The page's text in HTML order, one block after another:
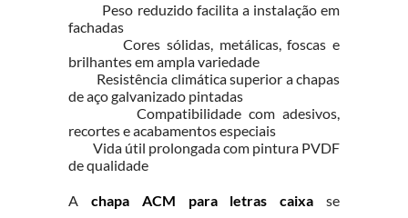
Peso reduzido facilita a instalação em
fachadas
Cores sólidas, metálicas, foscas e
brilhantes em ampla variedade
Resistência climática superior a chapas
de aço galvanizado pintadas
Compatibilidade com adesivos,
recortes e acabamentos especiais
Vida útil prolongada com pintura PVDF
de qualidade
A chapa ACM para letras caixa se